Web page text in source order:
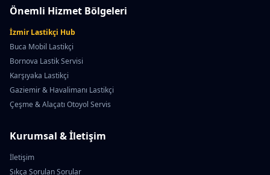
Önemli Hizmet Bölgeleri
İzmir Lastikçi Hub
Buca Mobil Lastikçi
Bornova Lastik Servisi
Karşıyaka Lastikçi
Gaziemir & Havalimanı Lastikçi
Çeşme & Alaçatı Otoyol Servis
Kurumsal & İletişim
İletişim
Sıkça Sorulan Sorular